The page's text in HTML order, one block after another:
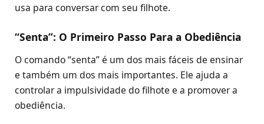
usa para conversar com seu filhote.
“Senta”: O Primeiro Passo Para a Obediência
O comando “senta” é um dos mais fáceis de ensinar
e também um dos mais importantes. Ele ajuda a
controlar a impulsividade do filhote e a promover a
obediência.